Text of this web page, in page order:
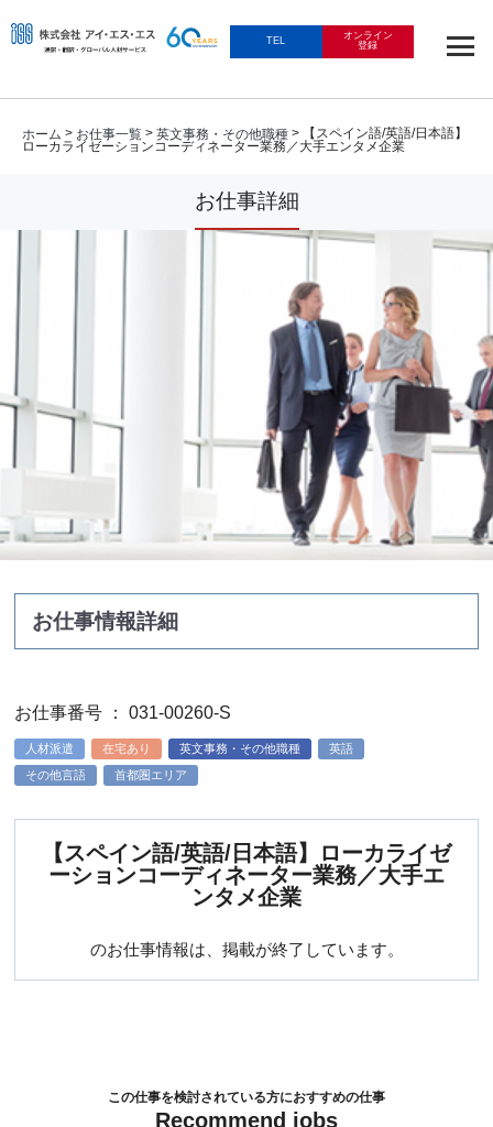
TEL
オンライン
登録
ホーム > お仕事一覧 > 英文事務・その他職種 > 【スペイン語/英語/日本語】
ローカライゼーションコーディネーター業務／大手エンタメ企業
お仕事詳細
お仕事情報詳細
お仕事番号 ： 031-00260-S
人材派遣 在宅あり 英文事務・その他職種
英語
その他言語
首都圏エリア
【スペイン語/英語/日本語】ローカライゼ
ーションコーディネーター業務／大手エ
ンタメ企業
のお仕事情報は、掲載が終了しています。
この仕事を検討されている方におすすめの仕事
Recommend jobs